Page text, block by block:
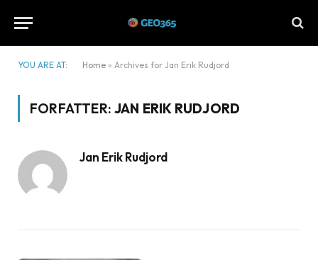
YOU ARE AT: Home » Archives for Jan Erik Rudjord
FORFATTER:JAN ERIK RUDJORD
Jan Erik Rudjord